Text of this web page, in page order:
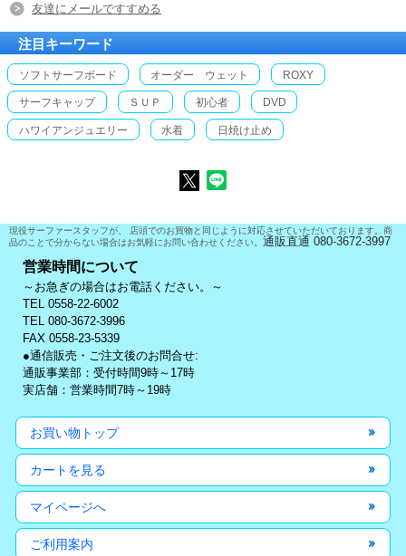
友達にメールですすめる
注目キーワード
ソフトサーフボード オーダー ウェット ROXY
サーフキャップ ＳＵＰ 初心者 DVD
ハワイアンジュエリー 水着 日焼け止め
現役サーファースタッフが、 店頭でのお買物と同じように対応させていただいております。商
品のことで分からない場合はお気軽にお問い合わせください。 通販直通 080-3672-3997
営業時間について
～お急ぎの場合はお電話ください。～
TEL 0558-22-6002
TEL 080-3672-3996
FAX 0558-23-5339
●通信販売・ご注文後のお問合せ:
通販事業部：受付時間9時～17時
実店舗：営業時間7時～19時
お買い物トップ
カートを見る
マイページへ
ご利用案内